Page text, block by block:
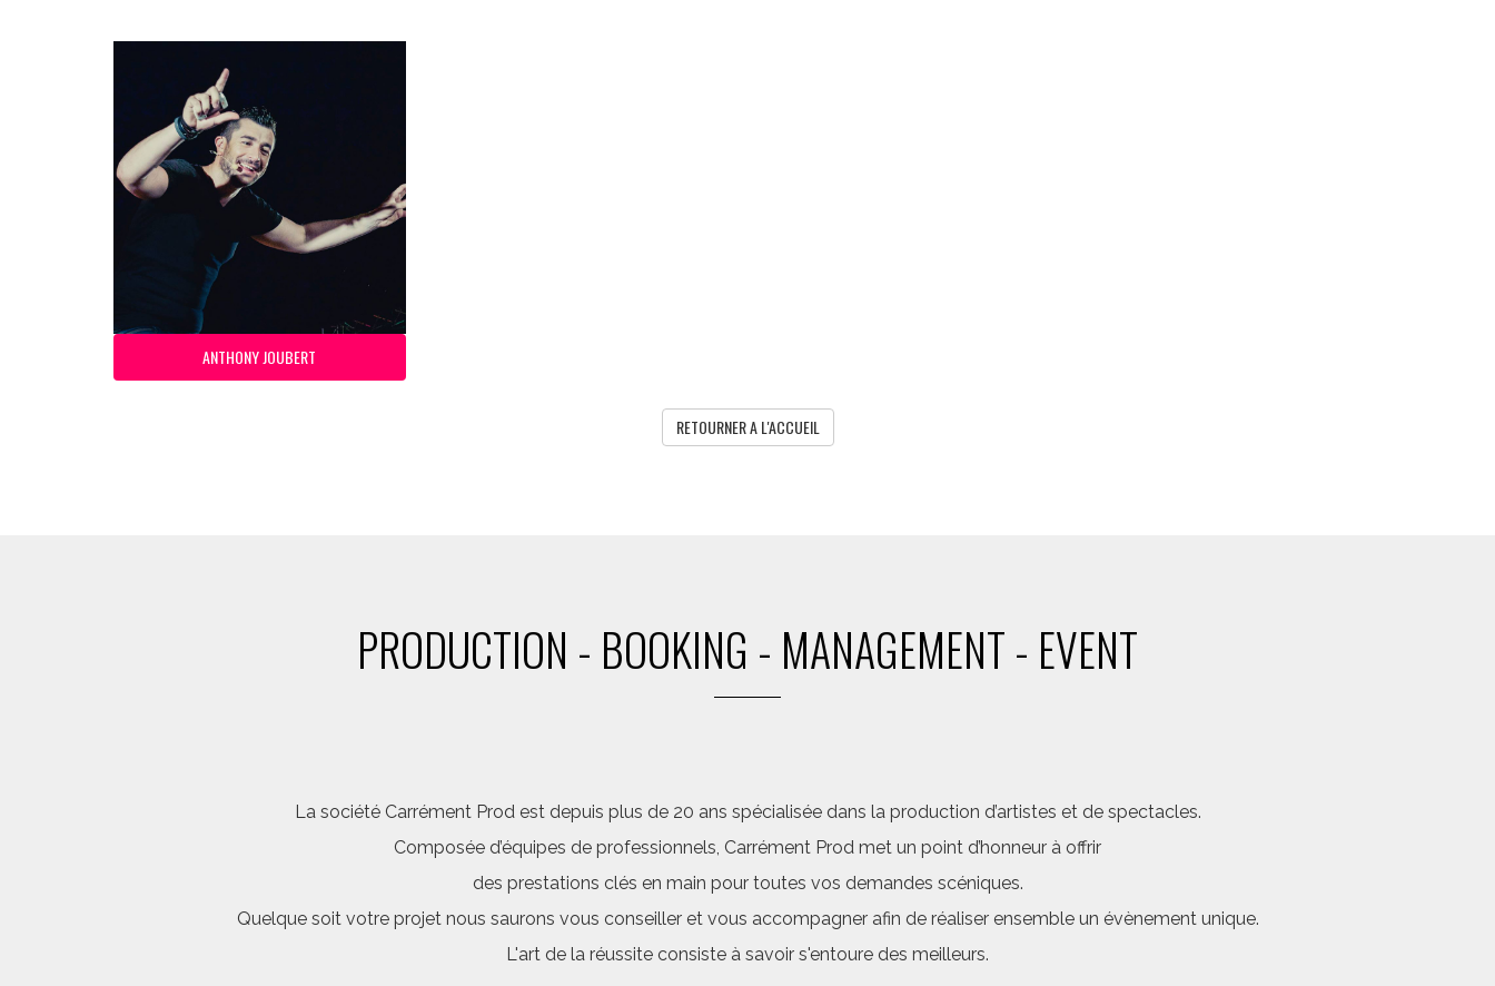
ANTHONY JOUBERT
RETOURNER A L'ACCUEIL
PRODUCTION - BOOKING - MANAGEMENT - EVENT
La société Carrément Prod est depuis plus de 20 ans spécialisée dans la production d’artistes et de spectacles.
Composée d’équipes de professionnels, Carrément Prod met un point d’honneur à offrir
des prestations clés en main pour toutes vos demandes scéniques.
Quelque soit votre projet nous saurons vous conseiller et vous accompagner afin de réaliser ensemble un évènement unique.
L'art de la réussite consiste à savoir s'entoure des meilleurs.